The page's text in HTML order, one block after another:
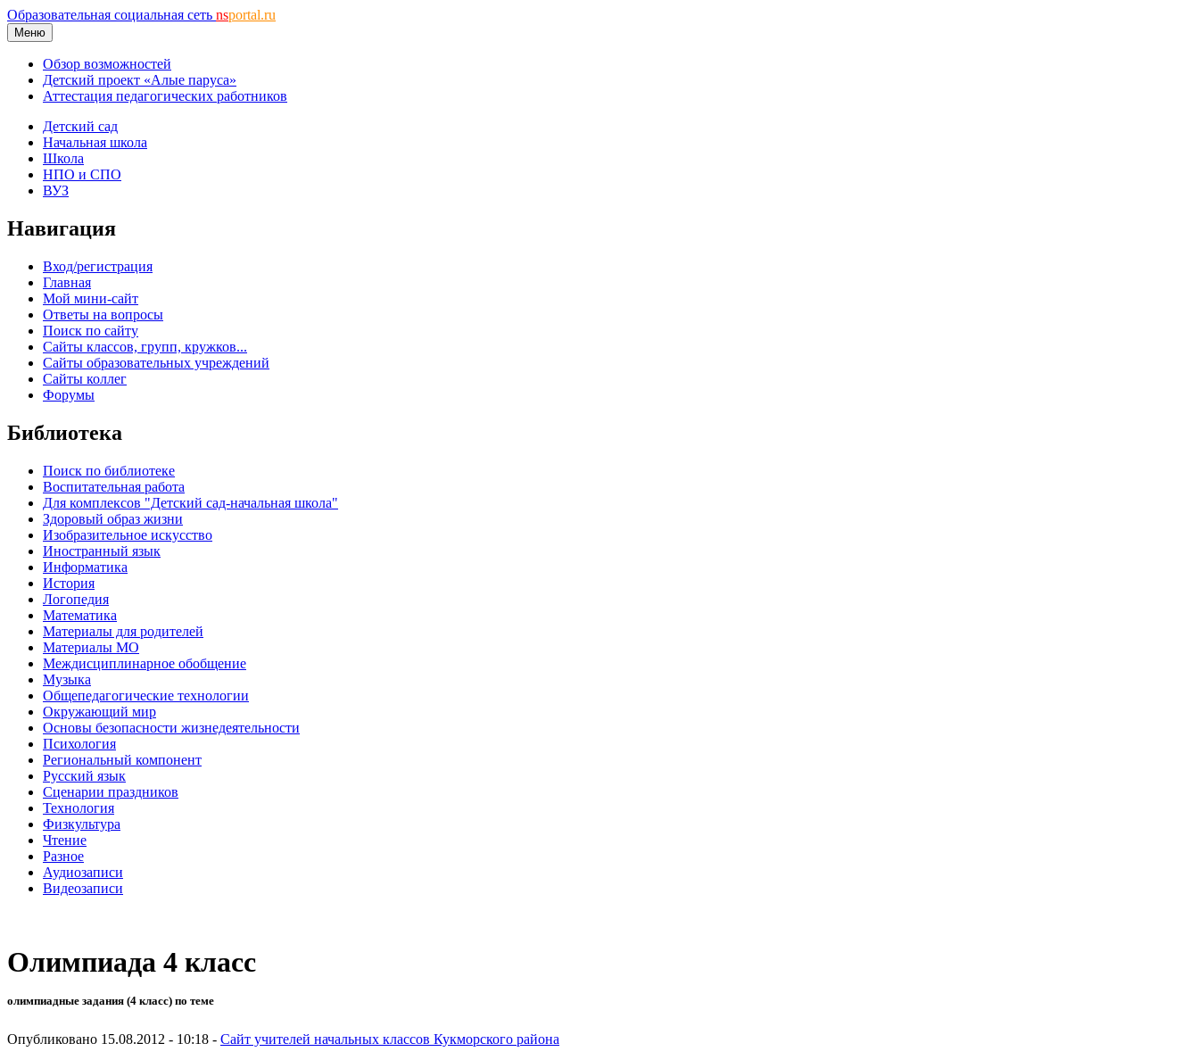
Образовательная социальная сеть nsportal.ru
Меню
Обзор возможностей
Детский проект «Алые паруса»
Аттестация педагогических работников
Детский сад
Начальная школа
Школа
НПО и СПО
ВУЗ
Навигация
Вход/регистрация
Главная
Мой мини-сайт
Ответы на вопросы
Поиск по сайту
Сайты классов, групп, кружков...
Сайты образовательных учреждений
Сайты коллег
Форумы
Библиотека
Поиск по библиотеке
Воспитательная работа
Для комплексов "Детский сад-начальная школа"
Здоровый образ жизни
Изобразительное искусство
Иностранный язык
Информатика
История
Логопедия
Математика
Материалы для родителей
Материалы МО
Междисциплинарное обобщение
Музыка
Общепедагогические технологии
Окружающий мир
Основы безопасности жизнедеятельности
Психология
Региональный компонент
Русский язык
Сценарии праздников
Технология
Физкультура
Чтение
Разное
Аудиозаписи
Видеозаписи
Олимпиада 4 класс
олимпиадные задания (4 класс) по теме
Опубликовано 15.08.2012 - 10:18 - Сайт учителей начальных классов Кукморского района